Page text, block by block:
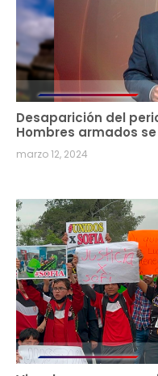
Desaparición del
Hombres armados
marzo 12, 2024